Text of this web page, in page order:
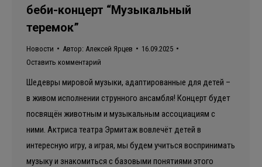
беби-концерт “Музыкальный
теремок”
Новости Автор: Алексей Ярцев
16.09.2025
Оставить комментарий
Шедевры мировой музыки, адаптированные для детей –
в живом исполнении струнного ансамбля! Концерт будет
посвящён животным и музыкальным ассоциациям с
ними. Актриса театра Эрмитаж вовлечёт детей в
интересную игру, а играя, мы будем учиться воспринимать
музыку и знакомиться с базовыми понятиями этого